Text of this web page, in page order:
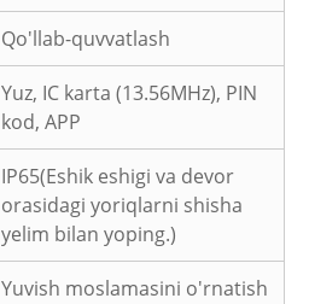
Qo'llab-quvvatlash
Yuz, IC karta (13.56MHz), PIN
kod, APP
IP65(Eshik eshigi va devor
orasidagi yoriqlarni shisha
yelim bilan yoping.)
Yuvish moslamasini o'rnatish